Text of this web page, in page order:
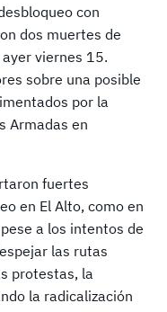
con
dos muertes de
viernes 15.
sobre una posible
por la
Armadas en
fuertes
en El Alto, como en
a los intentos de
las rutas
protestas, la
la radicalización